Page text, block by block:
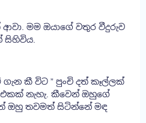
ආවා. මම ඔයාගේ වතුර වීදුරුව
සිහිවිය.
කී විට ” පුංචි දත් කෑල්ලක්
නැහැ. කීවෙන් ඔහුගේ
ඔහු තවමත් සිටින්නේ මඳ